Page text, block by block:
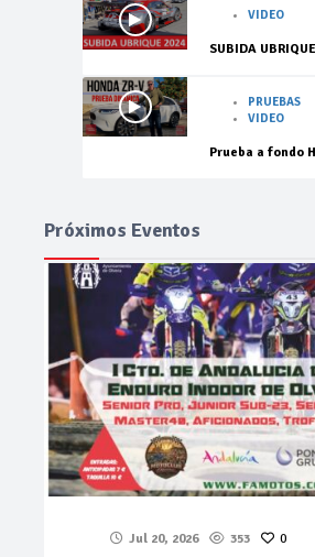
VIDEO
SUBIDA
PRUEBAS
VIDEO
Prueba a fondo
Próximos Eventos
Jul 20, 2026 353 0